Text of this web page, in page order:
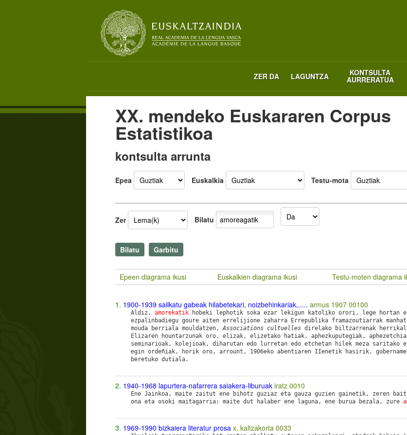
ZER DA LAGUNTZA KONTSULTA
AURRERATUA
XX. mendeko Euskararen Corpus
Estatistikoa
kontsulta arrunta
Epea Euskalkia Testu-mota
Zer Bilatu
Epeen diagrama ikusi Euskalkien diagrama ikusi Testu-moten diagrama
1. 1900-1939 sailkatu gabeak hilabetekari, noizbehinkariak,..... armus 1907 00100
Aldiz, amorekatik hobeki lephotik soka ezar lekigun katoliko orori, lege hortan
ezpalinbadiegu goure aiten errelijione zaharra Errepublika framazoutiarrak
mouda berriala mouldatzen,Associations cultuelles direlako biltzarrenak
Elizaren hountarzunak oro, elizak, elizetako hatiak, aphezkuputegiak,
seminarioak, kolejioak, diharutan edo lurretan edo etchetan hilek meza saritako
egin ordeñiak, horik oro, arrount, 1906eko abentiaren IIenetik hasirik,
beretuko dutiala.
2. 1940-1968 lapurtera-nafarrera saiakera-liburuak iratz 0010
Ene Jainkoa, maite zaitut ene bihotz guziaz eta gauza guzien gainetik, zeren
ona eta osoki maitagarria: maite dut halaber ene laguna, ene burua bezala, zure
3. 1969-1990 bizkaiera literatur prosa x. kaltzakorta 0033